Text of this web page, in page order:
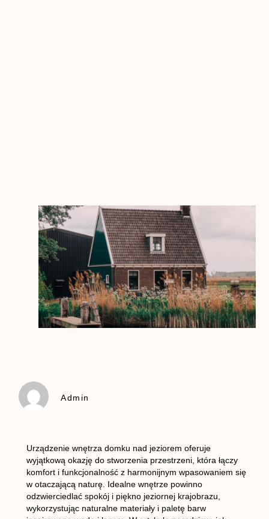
Admin
Urządzenie wnętrza domku nad jeziorem oferuje
wyjątkową okazję do stworzenia przestrzeni, która łączy
komfort i funkcjonalność z harmonijnym wpasowaniem się
w otaczającą naturę. Idealne wnętrze powinno
odzwierciedlać spokój i piękno jeziornej krajobrazu,
wykorzystując naturalne materiały i paletę barw